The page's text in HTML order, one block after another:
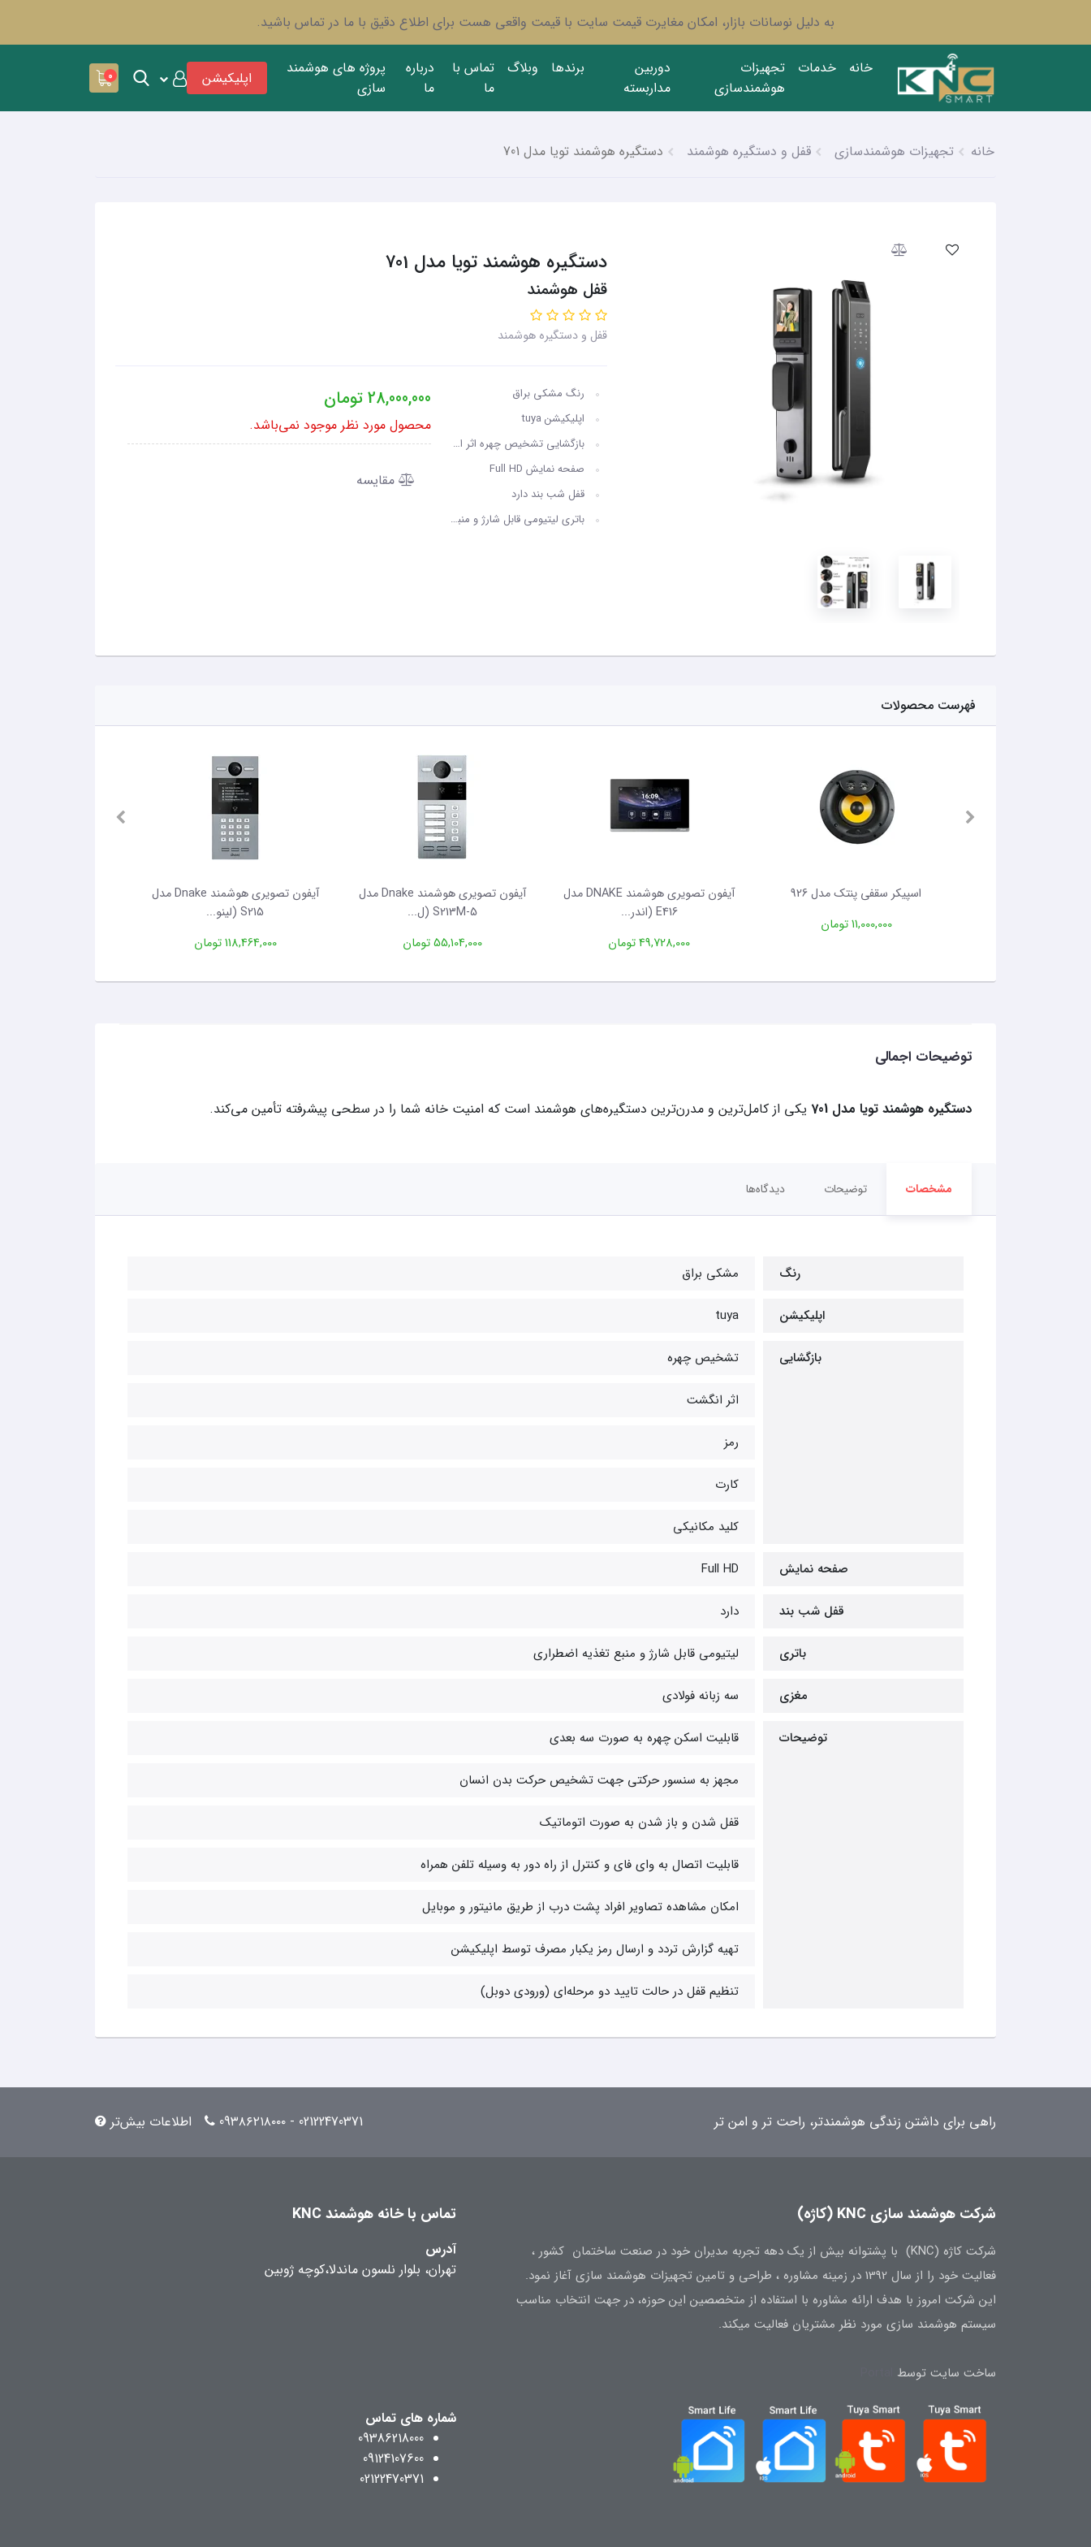
به دلیل نوسانات بازار، امکان مغایرت قیمت سایت با قیمت واقعی هست برای اطلاع دقیق با ما در تماس باشید.
خانه خدمات
تجهیزات
هوشمندسازی
دوربین
مداربسته
برندها وبلاگ
تماس با
ما
درباره
ما
پروژه های هوشمند
سازی
اپلیکیشن 0
خانه تجهیزات هوشمندسازی قفل و دستگیره هوشمند دستگیره هوشمند تویا مدل 701
دستگیره هوشمند تویا مدل 701
قفل هوشمند
قفل و دستگیره هوشمند
رنگ مشکی براق
اپلیکیشن tuya
بازگشایی تشخیص چهره اثر انگشت رمز کارت کلید مکانیکی
صفحه نمایش Full HD
قفل شب بند دارد
باتری لیتیومی قابل شارژ و منبع تغذیه...
28,000,000تومان
محصول مورد نظر موجود نمی‌باشد.
مقایسه
فهرست محصولات
اسپیکر سقفی پنتک مدل 926
11,000,000 تومان
آیفون تصویری هوشمند DNAKE مدل
E416 (اندر...
49,728,000 تومان
آیفون تصویری هوشمند Dnake مدل
S213M-5 (ل...
55,104,000 تومان
آیفون تصویری هوشمند Dnake مدل
S215 (لینو...
118,464,000 تومان
توضیحات اجمالی
دستگیره هوشمند تویا مدل 701 یکی از کامل‌ترین و مدرن‌ترین دستگیره‌های هوشمند است که امنیت خانه شما را در سطحی پیشرفته تأمین می‌کند.
مشخصات توضیحات دیدگاه‌ها
رنگ مشکی براق
اپلیکیشن tuya
بازگشایی تشخیص چهره
اثر انگشت
رمز
کارت
کلید مکانیکی
صفحه نمایش Full HD
قفل شب بند دارد
باتری لیتیومی قابل شارژ و منبع تغذیه اضطراری
مغزی سه زبانه فولادی
توضیحات قابلیت اسکن چهره به صورت سه بعدی
مجهز به سنسور حرکتی جهت تشخیص حرکت بدن انسان
قفل شدن و باز شدن به صورت اتوماتیک
قابلیت اتصال به وای فای و کنترل از راه دور به وسیله تلفن همراه
امکان مشاهده تصاویر افراد پشت درب از طریق مانیتور و موبایل
تهیه گزارش تردد و ارسال رمز یکبار مصرف توسط اپلیکیشن
تنظیم قفل در حالت تایید دو مرحله‌ای (ورودی دوبل)
راهی برای داشتن زندگی هوشمندتر، راحت تر و امن تر 02122470371 - 09۳۸۶۲۱۸۰۰۰ اطلاعات بیش‌تر
شرکت هوشمند سازی KNC (کاژه)
شرکت کاژه (KNC) با پشتوانه بیش از یک دهه تجربه مدیران خود در صنعت ساختمان کشور ،
فعالیت خود را از سال 1392 در زمینه مشاوره ، طراحی و تامین تجهیزات هوشمند سازی آغاز نمود.
این شرکت امروز با هدف ارائه مشاوره با استفاده از متخصصین این حوزه، در جهت انتخاب مناسب
سیستم هوشمند سازی مورد نظر مشتریان فعالیت میکند.
ساخت سایت توسط
تماس با خانه هوشمند KNC
آدرس
تهران، بلوار نلسون ماندلا،کوچه ژوبین
شماره های تماس
09386218000
09124107600
02122470371